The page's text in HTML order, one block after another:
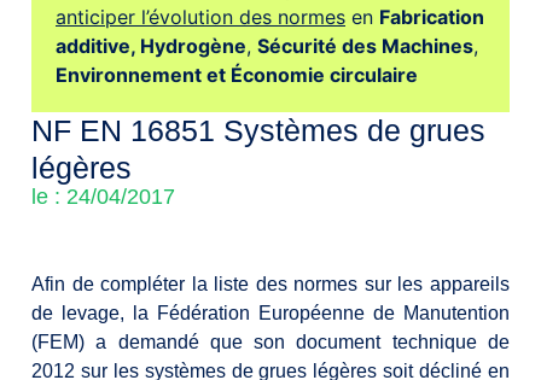
anticiper l’évolution des normes en Fabrication
additive, Hydrogène, Sécurité des Machines,
Environnement et Économie circulaire
NF EN 16851 Systèmes de grues
légères
le : 24/04/2017
Afin de compléter la liste des normes sur les appareils
de levage, la Fédération Européenne de Manutention
(FEM) a demandé que son document technique de
2012 sur les systèmes de grues légères soit décliné en